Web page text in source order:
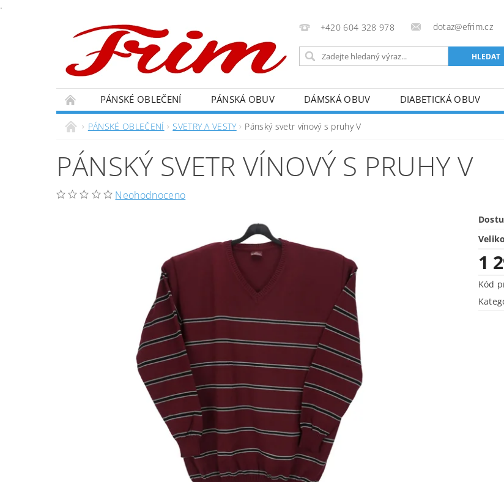
.
+420 604 328 978 dotaz@efrim.cz
PÁNSKÉ OBLEČENÍ PÁNSKÁ OBUV DÁMSKÁ OBUV DIABETICKÁ OBUV
PÁNSKÉ OBLEČENÍ SVETRY A VESTY Pánský svetr vínový s pruhy V
PÁNSKÝ SVETR VÍNOVÝ S PRUHY V
Neohodnoceno
1
Kód